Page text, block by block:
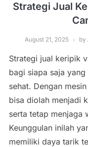
Strategi Jual
August 21, 2025 by
Strategi jual keripik
bagi siapa saja
sehat. Dengan
bisa diolah menjadi
serta tetap menjaga
Keunggulan inilah
memiliki daya tarik